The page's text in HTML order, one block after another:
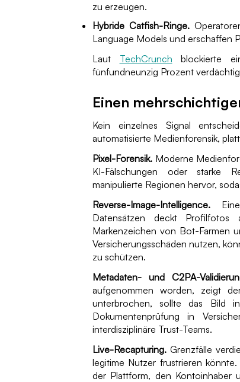
zu erzeugen.
Hybride Catfish-Ringe.
Language Models und erschaffen
Laut TechCrunch blockierte
fünfundneunzig Prozent
Einen
Kein einzelnes Signal
automatisierte Medienforensik,
Pixel-Forensik. Moderne
KI-Fälschungen oder starke
manipulierte Regionen hervor,
Reverse-Image-Intelligence.
Datensätzen deckt
Markenzeichen von Bot-Farmen
Versicherungsschäden nutzen,
zu schützen.
Metadaten- und C2PA-
aufgenommen worden, zeigt
unterbrochen, sollte das Bild
Dokumentenprüfung in
interdisziplinäre Trust-Teams.
Live-Recapturing. Grenzfälle
legitime Nutzer frustrieren
der Plattform, den Kontoinhaber